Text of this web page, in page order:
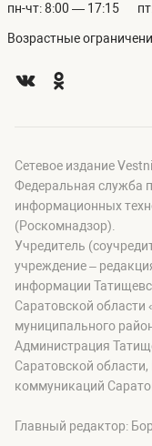
пн-чт: 8:00 — 17:15
Возрастные
Сетевое издание
Федеральная служба
информационных
(Роскомнадзор).
Учредитель
учреждение –
информации
Саратовской области
муниципального
Администрация
Саратовской
коммуникаций
Главный редактор: